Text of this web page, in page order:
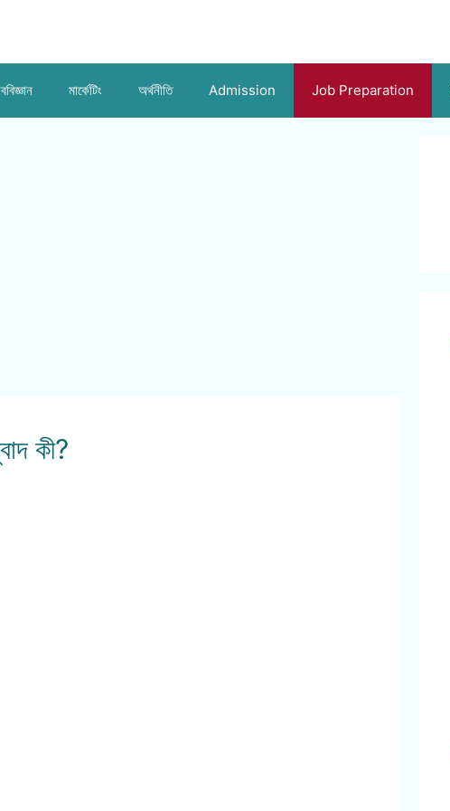
মার্কেটিং অর্থনীতি Admission Job Preparation
কী?